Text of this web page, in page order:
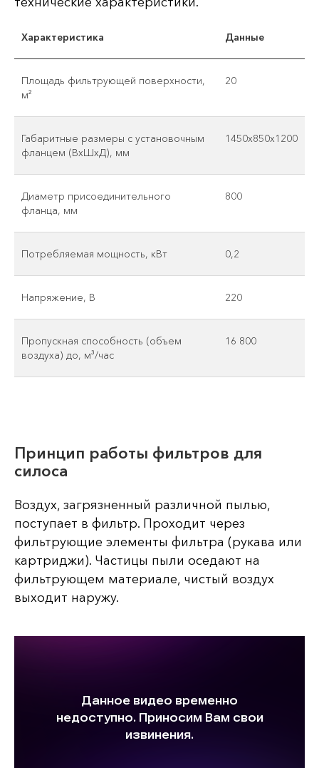
Характеристика Данные
Площадь фильтрующей поверхности,
м²
20
Габаритные размеры с установочным
фланцем (ВхШхД), мм
1450х850х1200
Диаметр присоединительного
фланца, мм
800
Потребляемая мощность, кВт 0,2
Напряжение, В 220
Пропускная способность (объем
воздуха) до, м³/час
16 800
Принцип работы фильтров для
силоса
Воздух, загрязненный различной пылью,
поступает в фильтр. Проходит через
фильтрующие элементы фильтра (рукава или
картриджи). Частицы пыли оседают на
фильтрующем материале, чистый воздух
выходит наружу.